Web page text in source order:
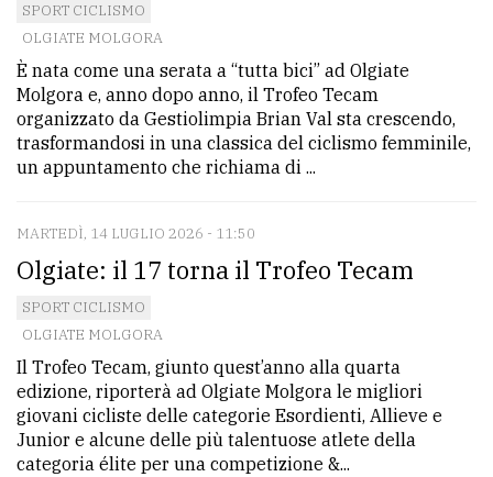
Scrivici
Per
la
tua
pubblicità
CERCA
Cerca
per
Ricerca
avanzata
SPORT CICLISMO
OLGIATE MOLGORA
È nata come una serata a “tutta bici” ad Olgiate
Molgora e, anno dopo anno, il Trofeo Tecam
organizzato da Gestiolimpia Brian Val sta crescendo,
trasformandosi in una classica del ciclismo femminile,
un appuntamento che richiama di ...
MARTEDÌ, 14 LUGLIO 2026 - 11:50
Olgiate: il 17 torna il Trofeo Tecam
SPORT CICLISMO
OLGIATE MOLGORA
Il Trofeo Tecam, giunto quest’anno alla quarta
edizione, riporterà ad Olgiate Molgora le migliori
giovani cicliste delle categorie Esordienti, Allieve e
Junior e alcune delle più talentuose atlete della
categoria élite per una competizione &...